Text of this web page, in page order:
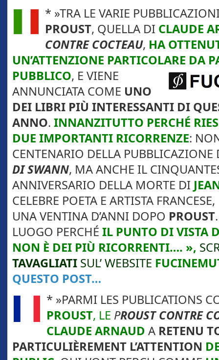
* »TRA LE VARIE
PROUST, QUELLA DI CLAUDE
CONTRE COCTEAU, HA
UN’ATTENZIONE PARTICOLARE DA
PUBBLICO, E VIENE
ANNUNCIATA COME UNO
DEI LIBRI PIÙ INTERESSANTI DI
ANNO. INNANZITUTTO PERCHÉ
DUE IMPORTANTI RICORRENZE:
CENTENARIO DELLA
DI SWANN, MA ANCHE IL
ANNIVERSARIO DELLA MORTE DI
CELEBRE POETA E ARTISTA
UNA VENTINA D’ANNI DOPO PROUST
LUOGO PERCHÉ IL PUNTO DI VISTA
NON È DEI PIÙ RICORRENTI…. »,
TAVAGLIATI SUL’ WEBSITE
QUESTO POST…
* »PARMI LES PUBLICATIONS
PROUST, LE PROUST CONTRE
CLAUDE ARNAUD A RETENU
PARTICULIÈREMENT L’ATTENTION